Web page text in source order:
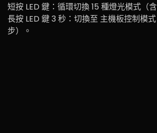
短按 LED 鍵：循環切換 15 種燈光模式（
長按 LED 鍵 3 秒：切換至 主機板控制模
步）。